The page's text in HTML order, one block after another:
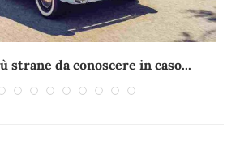
strane da conoscere in caso...